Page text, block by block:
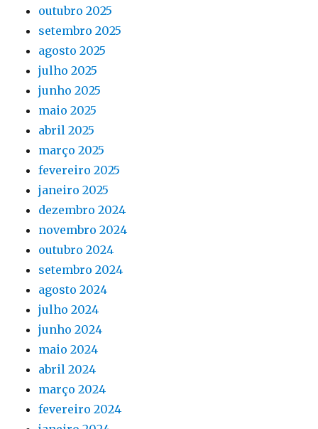
outubro 2025
setembro 2025
agosto 2025
julho 2025
junho 2025
maio 2025
abril 2025
março 2025
fevereiro 2025
janeiro 2025
dezembro 2024
novembro 2024
outubro 2024
setembro 2024
agosto 2024
julho 2024
junho 2024
maio 2024
abril 2024
março 2024
fevereiro 2024